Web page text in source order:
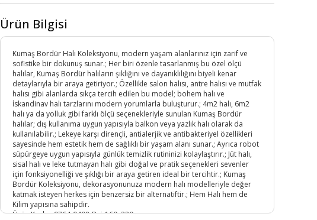
Ürün Bilgisi
Kumaş Bordür Halı Koleksiyonu, modern yaşam alanlarınız için zarif ve
sofistike bir dokunuş sunar.; Her biri özenle tasarlanmış bu özel ölçü
halılar, Kumaş Bordür halıların şıklığını ve dayanıklılığını biyeli kenar
detaylarıyla bir araya getiriyor.; Özellikle salon halısı, antre halısı ve mutfak
halısı gibi alanlarda sıkça tercih edilen bu model; bohem halı ve
İskandinav halı tarzlarını modern yorumlarla buluşturur.; 4m2 halı, 6m2
halı ya da yolluk gibi farklı ölçü seçenekleriyle sunulan Kumaş Bordür
halılar; dış kullanıma uygun yapısıyla balkon veya yazlık halı olarak da
kullanılabilir.; Lekeye karşı dirençli, antialerjik ve antibakteriyel özellikleri
sayesinde hem estetik hem de sağlıklı bir yaşam alanı sunar.; Ayrıca robot
süpürgeye uygun yapısıyla günlük temizlik rutininizi kolaylaştırır.; Jüt halı,
sisal halı ve leke tutmayan halı gibi doğal ve pratik seçenekleri sevenler
için fonksiyonelliği ve şıklığı bir araya getiren ideal bir tercihtir.; Kumaş
Bordür Koleksiyonu, dekorasyonunuza modern halı modelleriyle değer
katmak isteyen herkes için benzersiz bir alternatiftir.; Hem Halı hem de
Kilim yapısına sahipdir.
Ürün Kodu :9764-0408-Bej-160x230